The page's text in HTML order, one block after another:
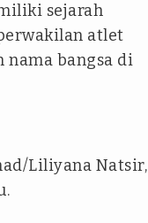
sejarah
atlet
nama bangsa di
Liliyana Natsir,